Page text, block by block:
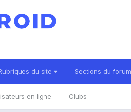
du site Sections du forum
en ligne Clubs